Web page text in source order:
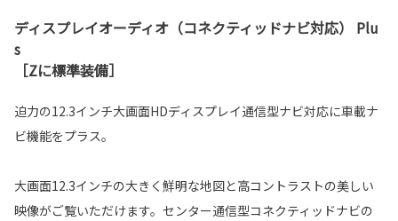
ディスプレイオーディオ（コネクティッドナビ対応） Plu
s
［Zに標準装備］
迫力の12.3インチ大画面HDディスプレイ通信型ナビ対応に車載ナ
ビ機能をプラス。
大画面12.3インチの大きく鮮明な地図と高コントラストの美しい
映像がご覧いただけます。センター通信型コネクティッドナビの